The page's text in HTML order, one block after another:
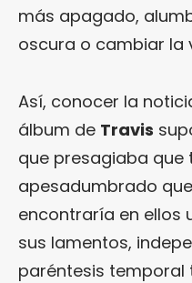
más apagado,
oscura o cambiar la
Así, conocer la
álbum de Travis
que presagiaba que
apesadumbrado
encontraría en ellos
sus lamentos,
paréntesis temporal